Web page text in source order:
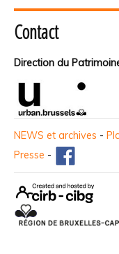
Contact
Direction du
NEWS et archives -
Presse -